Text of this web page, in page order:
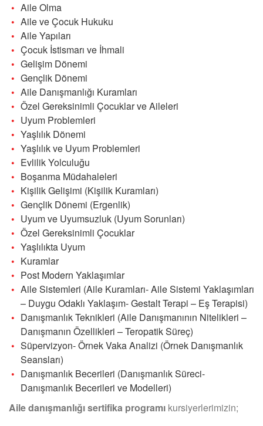
Aile Olma
Aile ve Çocuk Hukuku
Aile Yapıları
Çocuk İstismarı ve İhmali
Gelişim Dönemi
Gençlik Dönemi
Aile Danışmanlığı Kuramları
Özel Gereksinimli Çocuklar ve Aileleri
Uyum Problemleri
Yaşlılık Dönemi
Yaşlılık ve Uyum Problemleri
Evlilik Yolculuğu
Boşanma Müdahaleleri
Kişilik Gelişimi (Kişilik Kuramları)
Gençlik Dönemi (Ergenlik)
Uyum ve Uyumsuzluk (Uyum Sorunları)
Özel Gereksinimli Çocuklar
Yaşlılıkta Uyum
Kuramlar
Post Modern Yaklaşımlar
Aile Sistemleri (Aile Kuramları- Aile Sistemi Yaklaşımları
– Duygu Odaklı Yaklaşım- Gestalt Terapi – Eş Terapisi)
Danışmanlık Teknikleri (Aile Danışmanının Nitelikleri –
Danışmanın Özellikleri – Teropatik Süreç)
Süpervizyon- Örnek Vaka Analizi (Örnek Danışmanlık
Seansları)
Danışmanlık Becerileri (Danışmanlık Süreci-
Danışmanlık Becerileri ve Modelleri)
Aile danışmanlığı sertifika programı kursiyerlerimizin;